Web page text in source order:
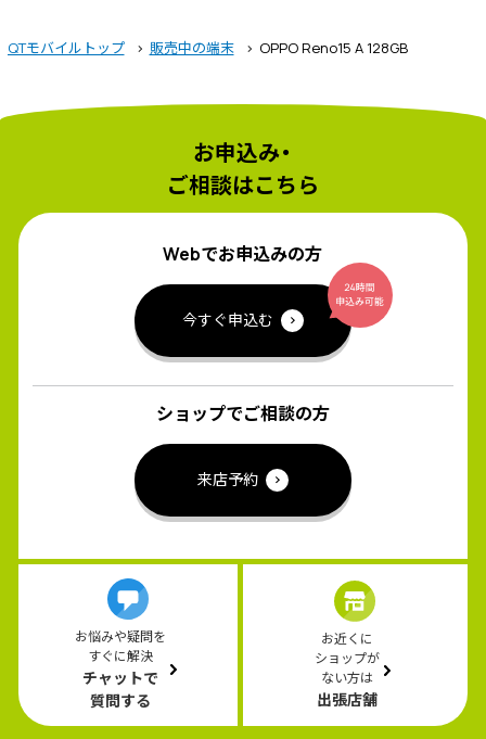
QTモバイルトップ 販売中の端末 OPPO Reno15 A 128GB
お申込み・
ご相談はこちら
Webでお申込みの方
今すぐ申込む
ショップでご相談の方
来店予約
お悩みや疑問を
すぐに解決
チャットで
質問する
お近くに
ショップが
ない方は
出張店舗